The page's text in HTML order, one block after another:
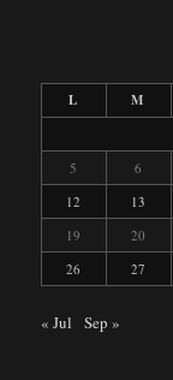
L
M
5
6
12
13
19
20
26
27
« Jul Sep »